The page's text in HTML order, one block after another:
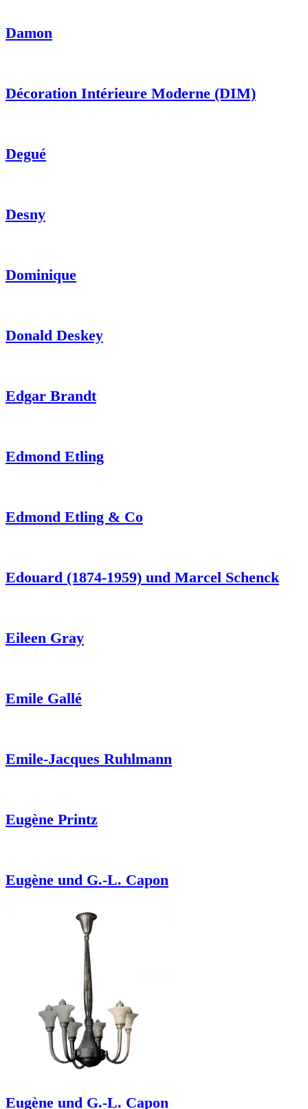
Damon
Décoration Intérieure Moderne (DIM)
Degué
Desny
Dominique
Donald Deskey
Edgar Brandt
Edmond Etling
Edmond Etling & Co
Edouard (1874-1959) und Marcel Schenck
Eileen Gray
Emile Gallé
Emile-Jacques Ruhlmann
Eugène Printz
Eugène und G.-L. Capon
Eugène und G.-L. Capon